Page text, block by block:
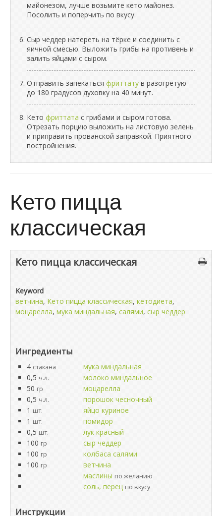
майонезом, лучше возьмите кето майонез.
Посолить и поперчить по вкусу.
Сыр чеддер натереть на тёрке и соединить с
яичной смесью. Выложить грибы на противень и
залить яйцами с сыром.
Отправить запекаться фриттату в разогретую
до 180 градусов духовку на 40 минут.
Кето фриттата с грибами и сыром готова.
Отрезать порцию выложить на листовую зелень
и приправить прованской заправкой. Приятного
постройнения.
Кето пицца
классическая
Кето пицца классическая
Keyword
ветчина, Кето пицца классическая, кетодиета,
моцарелла, мука миндальная, салями, сыр чеддер
Ингредиенты
4 стакана
мука миндальная
0,5 ч.л.
молоко миндальное
50 гр
моцарелла
0,5 ч.л.
порошок чесночный
1 шт.
яйцо куриное
1 шт.
помидор
0,5 шт.
лук красный
100 гр
сыр чеддер
100 гр
колбаса салями
100 гр
ветчина
маслины по желанию
соль, перец по вкусу
Инструкции